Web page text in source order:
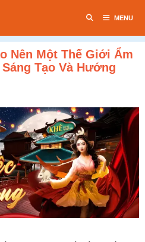
MENU
Nên Một Thế Giới Ẩm
Tạo Và Hướng